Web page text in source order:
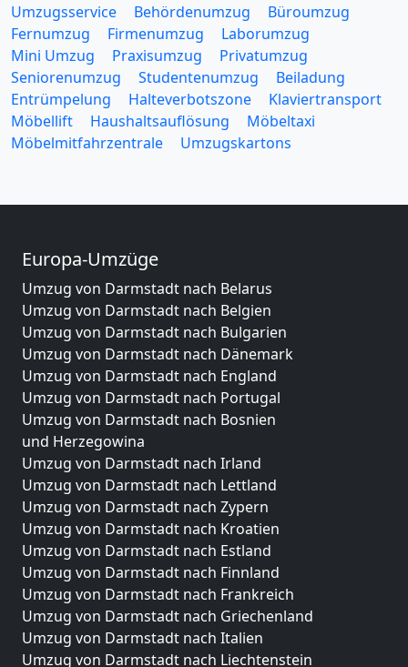
Umzugsservice Behördenumzug
Büroumzug
Fernumzug
Firmenumzug
Laborumzug
Mini Umzug
Praxisumzug
Privatumzug
Seniorenumzug
Studentenumzug
Beiladung
Entrümpelung
Halteverbotszone
Klaviertransport
Möbellift
Haushaltsauflösung
Möbeltaxi
Möbelmitfahrzentrale
Umzugskartons
Europa-Umzüge
Umzug von Darmstadt nach Belarus
Umzug von Darmstadt nach Belgien
Umzug von Darmstadt nach Bulgarien
Umzug von Darmstadt nach Dänemark
Umzug von Darmstadt nach England
Umzug von Darmstadt nach Portugal
Umzug von Darmstadt nach Bosnien
und Herzegowina
Umzug von Darmstadt nach Irland
Umzug von Darmstadt nach Lettland
Umzug von Darmstadt nach Zypern
Umzug von Darmstadt nach Kroatien
Umzug von Darmstadt nach Estland
Umzug von Darmstadt nach Finnland
Umzug von Darmstadt nach Frankreich
Umzug von Darmstadt nach Griechenland
Umzug von Darmstadt nach Italien
Umzug von Darmstadt nach Liechtenstein